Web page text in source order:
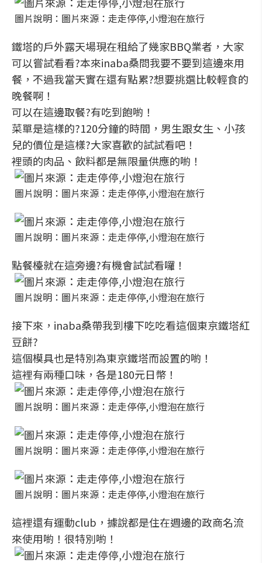
圖片說明：圖片來源：走走停停,小燈泡在旅行
鐵塔的戶外露天場現在租給了幾家BBQ業者，大家
可以嘗試看看?本來inaba桑問我要不要到這邊來用
餐，不過我當天實在還有點累?想要挑選比較輕食的
晚餐啊！
可以在這邊取餐?有吃到飽喲！
菜單是這樣的?120分鐘的時間，男生跟女生、小孩
兒的價位是這樣?大家喜歡的試試看吧！
裡頭的肉品、飲料都是無限量供應的喲！
圖片說明：圖片來源：走走停停,小燈泡在旅行
圖片說明：圖片來源：走走停停,小燈泡在旅行
點餐檯就在這旁邊?有機會試試看囉！
圖片說明：圖片來源：走走停停,小燈泡在旅行
接下來，inaba桑帶我到樓下吃吃看這個東京鐵塔紅
豆餅?
這個模具也是特別為東京鐵塔而設置的喲！
這裡有兩種口味，各是180元日幣！
圖片說明：圖片來源：走走停停,小燈泡在旅行
圖片說明：圖片來源：走走停停,小燈泡在旅行
圖片說明：圖片來源：走走停停,小燈泡在旅行
這裡還有運動club，據說都是住在週邊的政商名流
來使用喲！很特別喲！